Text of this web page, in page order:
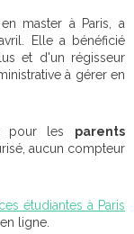
master à Paris, a
Elle a bénéficié
et d'un régisseur
à gérer en
pour les parents
aucun compteur
étudiantes à Paris
ligne.